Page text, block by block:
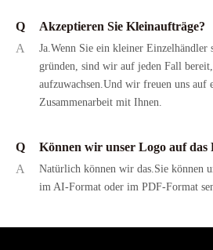
Q
Akzeptieren Sie Kleinaufträge?
A
Ja.Wenn Sie ein kleiner Einzelhändler
gründen, sind wir auf jeden Fall
aufzuwachsen.Und wir freuen uns auf
Zusammenarbeit mit Ihnen.
Q
Können wir unser Logo auf
A
Natürlich können wir das.Sie können
im AI-Format oder im PDF-Format